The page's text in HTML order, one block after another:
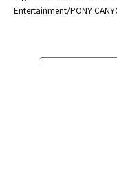
Entertainment/PONY